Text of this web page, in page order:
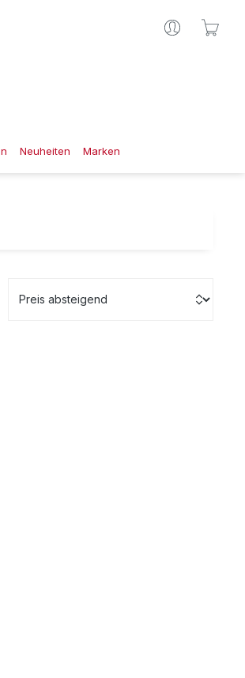
Neuheiten Marken